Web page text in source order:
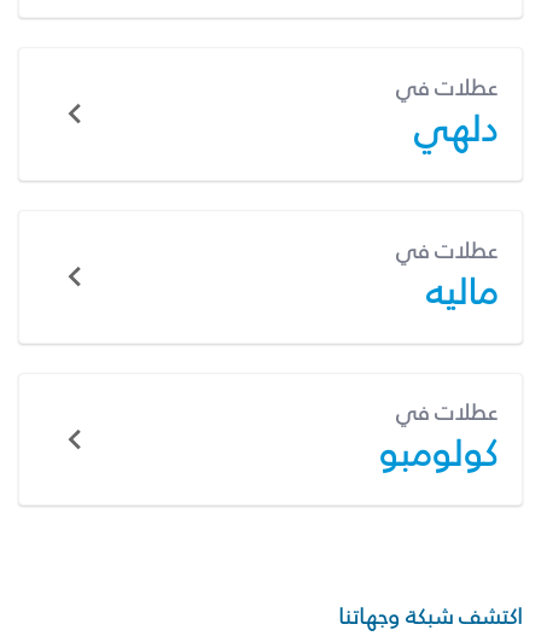
عطلات في
دلهي
عطلات في
ماليه
عطلات في
كولومبو
اكتشف شبكة وجهاتنا